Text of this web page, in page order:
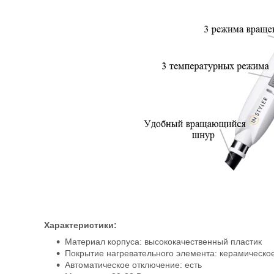
Характеристики:
Материал корпуса: высококачественный пластик
Покрытие нагревательного элемента:
Автоматическое отключение: есть